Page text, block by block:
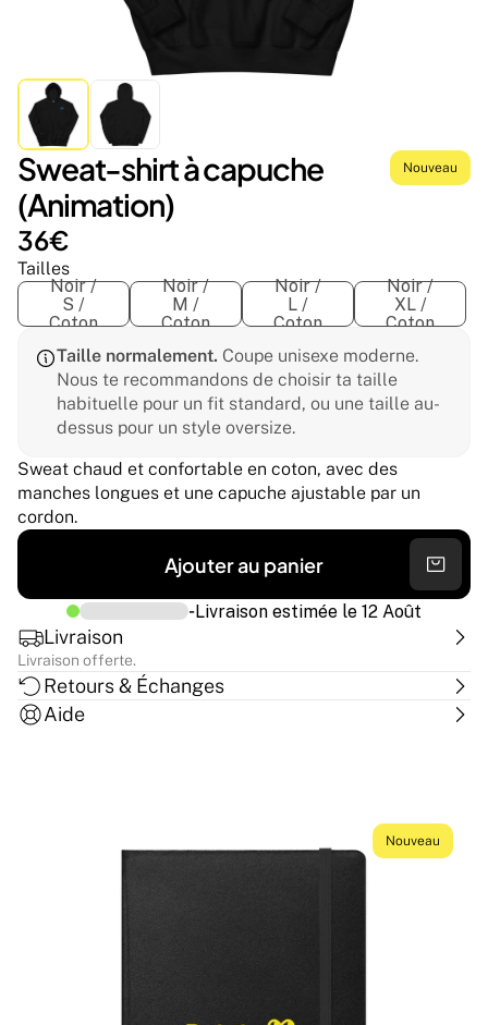
Sweat-shirt à capuche
(Animation)
36€
Nouveau
Tailles
Noir /
S /
Coton
Noir /
M /
Coton
Noir /
L /
Coton
Noir /
XL /
Coton
Taille normalement. Coupe unisexe moderne.
Nous te recommandons de choisir ta taille
habituelle pour un fit standard, ou une taille au-
dessus pour un style oversize.
Sweat chaud et confortable en coton, avec des
manches longues et une capuche ajustable par un
cordon.
Ajouter au panier
-Livraison estimée le 12 Août
Livraison
Livraison offerte.
Retours & Échanges
Aide
Nouveau